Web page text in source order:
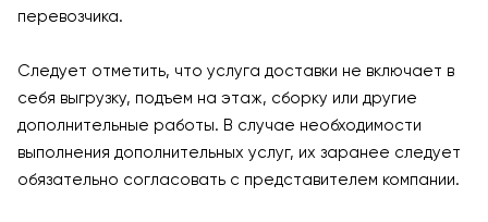
перевозчика.
Следует отметить, что услуга доставки не включает в
себя выгрузку, подъем на этаж, сборку или другие
дополнительные работы. В случае необходимости
выполнения дополнительных услуг, их заранее следует
обязательно согласовать с представителем компании.